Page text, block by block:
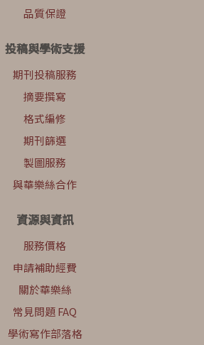
品質保證
投稿與學術支援
期刊投稿服務
摘要撰寫
格式編修
期刊篩選
製圖服務
與華樂絲合作
資源與資訊
服務價格
申請補助經費
關於華樂絲
常見問題 FAQ
學術寫作部落格